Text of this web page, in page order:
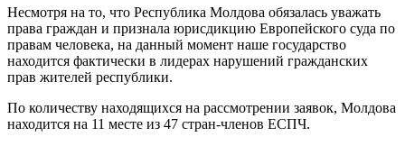
Несмотря на то, что Республика Молдова обязалась уважать
права граждан и признала юрисдикцию Европейского суда по
правам человека, на данный момент наше государство
находится фактически в лидерах нарушений гражданских
прав жителей республики.
По количеству находящихся на рассмотрении заявок, Молдова
находится на 11 месте из 47 стран-членов ЕСПЧ.